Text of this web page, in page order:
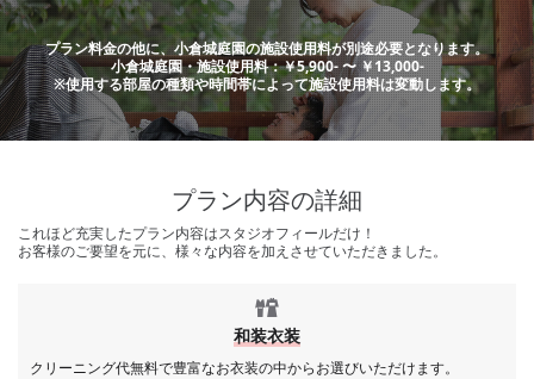
プラン料金の他に、小倉城庭園の施設使用料が別途必要となります。
小倉城庭園・施設使用料：￥5,900- 〜 ￥13,000-
※使用する部屋の種類や時間帯によって施設使用料は変動します。
プラン内容の詳細
これほど充実したプラン内容はスタジオフィールだけ！
お客様のご要望を元に、様々な内容を加えさせていただきました。
和装衣装
クリーニング代無料で豊富なお衣装の中からお選びいただけます。